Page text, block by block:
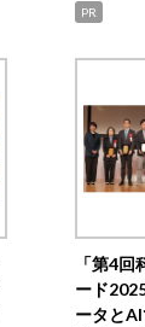
PR
「第4
ード
ータと